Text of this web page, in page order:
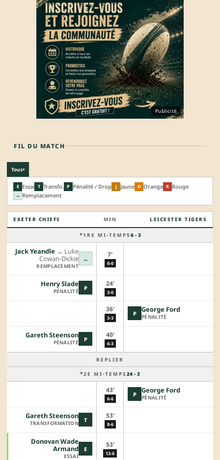
Publicité
FIL DU MATCH
Tous▾
E Essai T Transfo. P Pénalité / Drop J Jaune O Orange R Rouge
↔ Remplacement
EXETER CHIEFS MIN LEICESTER TIGERS
1RE MI-TEMPS 6 - 3
↔
Jack Yeandle →︎ Luke
Cowan-Dickie
REMPLACEMENT
7'
0-0
P
Henry Slade
PÉNALITÉ
24'
3-0
36'
3-3
P George Ford
PÉNALITÉ
P
Gareth Steenson
PÉNALITÉ
40'
6-3
REPLIER
2E MI-TEMPS 24 - 3
43'
6-6
P George Ford
PÉNALITÉ
T
Gareth Steenson
TRANSFORMATION
53'
8-6
E
Donovan Wade
Armand
ESSAI
53'
13-6